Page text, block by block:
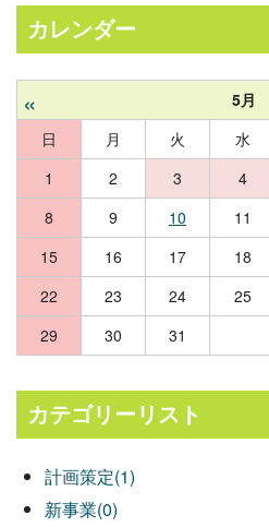
カレンダー
« 5月
日 月 火 水
1
2 3 4
8
9 10 11
15
16 17 18
22
23 24 25
29
30 31
カテゴリーリスト
計画策定(1)
新事業(0)